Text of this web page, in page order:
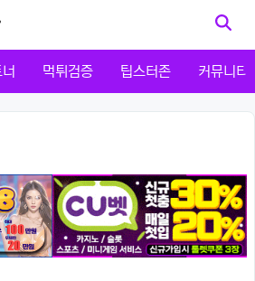
먹튀검증 팁스터존 커뮤니티